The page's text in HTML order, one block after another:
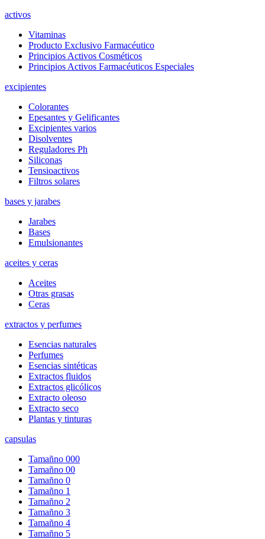
activos
Vitaminas
Producto Exclusivo Farmacéutico
Principios Activos Cosméticos
Principios Activos Farmacéuticos Especiales
excipientes
Colorantes
Epesantes y Gelificantes
Excipientes varios
Disolventes
Reguladores Ph
Siliconas
Tensioactivos
Filtros solares
bases y jarabes
Jarabes
Bases
Emulsionantes
aceites y ceras
Aceites
Otras grasas
Ceras
extractos y perfumes
Esencias naturales
Perfumes
Esencias sintéticas
Extractos fluidos
Extractos glicólicos
Extracto oleoso
Extracto seco
Plantas y tinturas
capsulas
Tamañno 000
Tamañno 00
Tamañno 0
Tamañno 1
Tamañno 2
Tamañno 3
Tamañno 4
Tamañno 5